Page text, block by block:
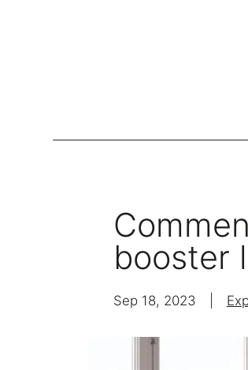
Zonage
Bureaux
Rangement de bureau
booster
Sep 18, 2023